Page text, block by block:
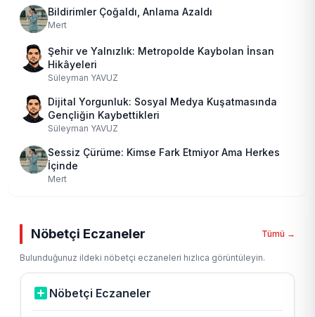
Bildirimler Çoğaldı, Anlama Azaldı
Mert
Şehir ve Yalnızlık: Metropolde Kaybolan İnsan
Hikâyeleri
Süleyman YAVUZ
Dijital Yorgunluk: Sosyal Medya Kuşatmasında
Gençliğin Kaybettikleri
Süleyman YAVUZ
Sessiz Çürüme: Kimse Fark Etmiyor Ama Herkes
İçinde
Mert
Nöbetçi Eczaneler Tümü →
Bulunduğunuz ildeki nöbetçi eczaneleri hızlıca görüntüleyin.